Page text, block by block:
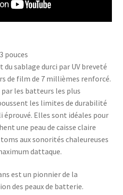
pouces
du sablage durci par UV breveté
de film de 7 millièmes renforcé.
les batteurs les plus
les limites de durabilité
éprouvé. Elles sont idéales pour
une peau de caisse claire
aux sonorités chaleureuses
dattaque.
est un pionnier de la
des peaux de batterie.